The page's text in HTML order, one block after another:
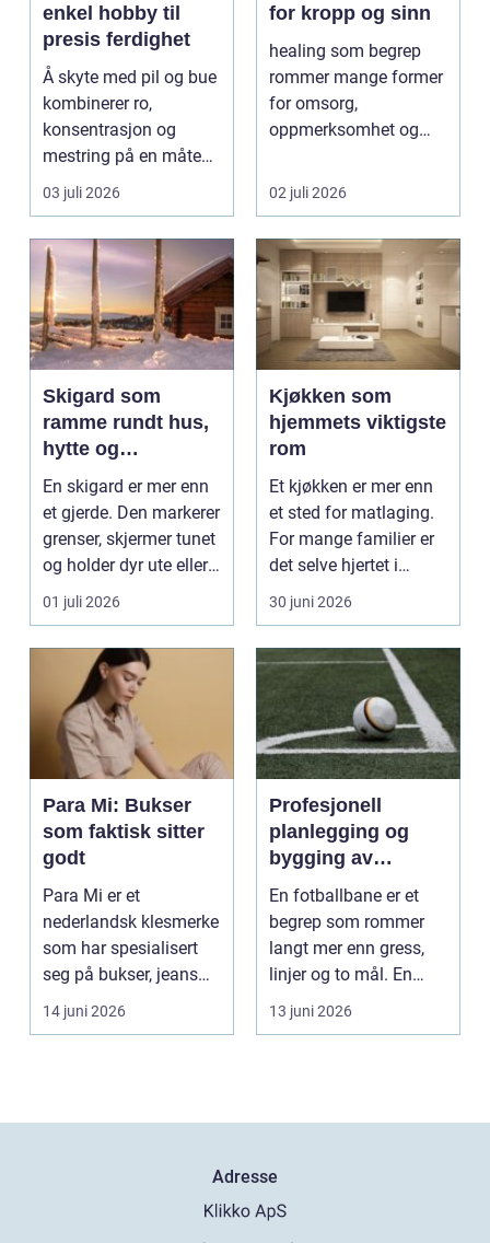
enkel hobby til
presis ferdighet
Å skyte med pil og bue
kombinerer ro,
konsentrasjon og
mestring på en måte
få andre aktiviteter
gjør...
03 juli 2026
for kropp og sinn
healing som begrep
rommer mange former
for omsorg,
oppmerksomhet og
som mål å s...
02 juli 2026
Skigard som
ramme rundt hus,
hytte og
kulturlandskap
En skigard er mer enn
et gjerde. Den markerer
grenser, skjermer tunet
og holder dyr ute eller
inne, ...
01 juli 2026
Kjøkken som
hjemmets viktigste
rom
Et kjøkken er mer enn
et sted for matlaging.
For mange familier er
det selve hjertet i
boligen, romm...
30 juni 2026
Para Mi: Bukser
som faktisk sitter
godt
Para Mi er et
nederlandsk klesmerke
som har spesialisert
seg på bukser, jeans
og skjørt...
14 juni 2026
Profesjonell
planlegging og
bygging av
fotballbane
En fotballbane er et
begrep som rommer
langt mer enn gress,
linjer og to mål. En
moderne bane ...
13 juni 2026
Adresse